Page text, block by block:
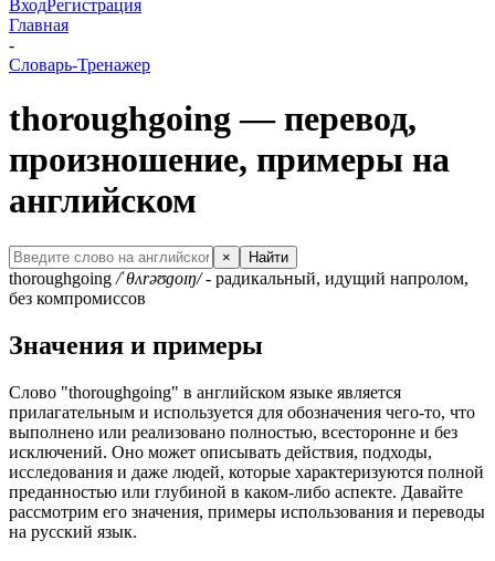
ВходРегистрация
Главная
-
Словарь-Тренажер
thoroughgoing — перевод,
произношение, примеры на
английском
× Найти
thoroughgoing /ˈθʌrəʊɡoɪŋ/- радикальный, идущий напролом,
без компромиссов
Значения и примеры
Слово "thoroughgoing" в английском языке является
прилагательным и используется для обозначения чего-то, что
выполнено или реализовано полностью, всесторонне и без
исключений. Оно может описывать действия, подходы,
исследования и даже людей, которые характеризуются полной
преданностью или глубиной в каком-либо аспекте. Давайте
рассмотрим его значения, примеры использования и переводы
на русский язык.